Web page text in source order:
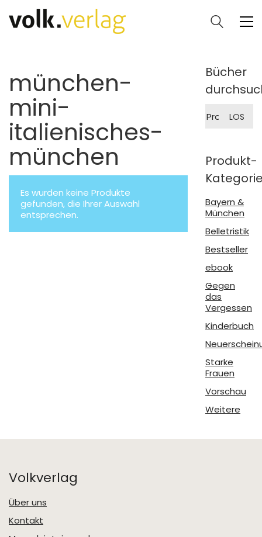
münchen-
mini-
italienisches-
münchen
Es wurden keine Produkte
gefunden, die Ihrer Auswahl
entsprechen.
Bücher
nach:
LOS
Produkt-
Bayern &
München
Belletristik
Bestseller
ebook
Gegen
das
Vergessen
Kinderbuch
Starke
Frauen
Vorschau
Weitere
Volkverlag
Über uns
Kontakt